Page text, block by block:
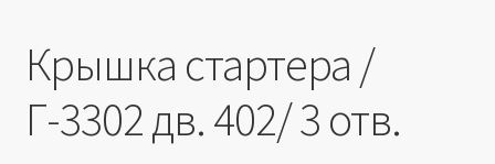
Крышка стартера /
Г-3302 дв. 402/ 3 отв.